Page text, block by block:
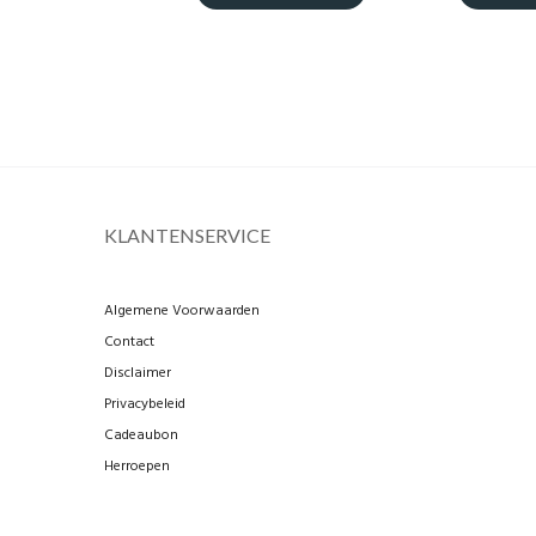
KLANTENSERVICE
Algemene Voorwaarden
Contact
Disclaimer
Privacybeleid
Cadeaubon
Herroepen